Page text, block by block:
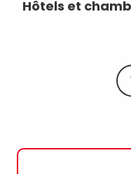
Hôtels et